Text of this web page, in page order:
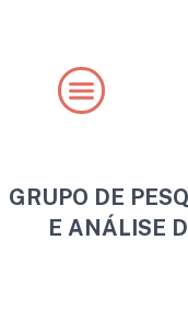
conteúdo
GRUPO DE
E ANÁLISE